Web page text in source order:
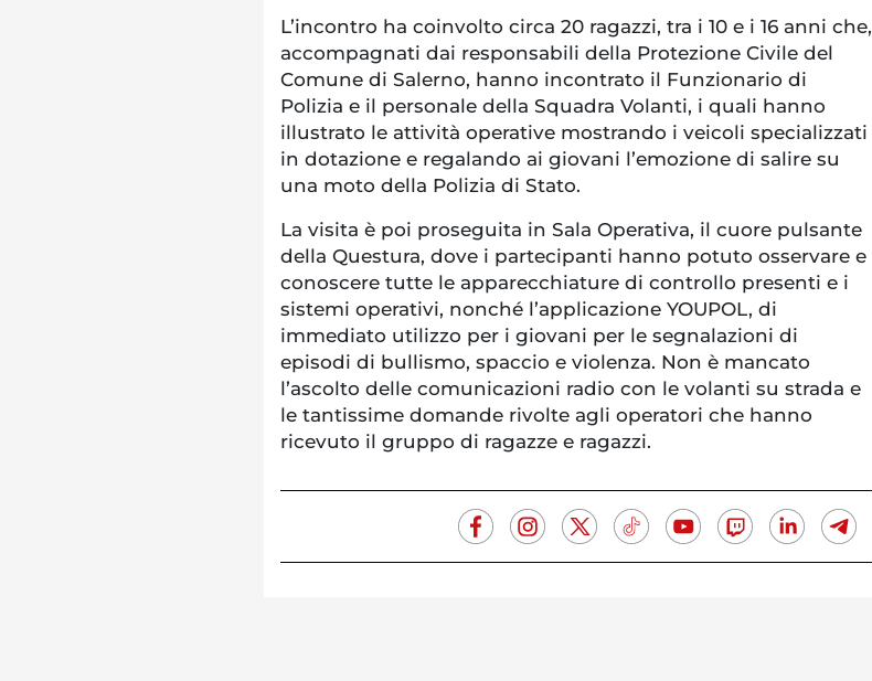
L’incontro ha coinvolto circa 20 ragazzi, tra i 10 e i 16 anni che,
accompagnati dai responsabili della Protezione Civile del
Comune di Salerno, hanno incontrato il Funzionario di
Polizia e il personale della Squadra Volanti, i quali hanno
illustrato le attività operative mostrando i veicoli specializzati
in dotazione e regalando ai giovani l’emozione di salire su
una moto della Polizia di Stato.
La visita è poi proseguita in Sala Operativa, il cuore pulsante
della Questura, dove i partecipanti hanno potuto osservare e
conoscere tutte le apparecchiature di controllo presenti e i
sistemi operativi, nonché l’applicazione YOUPOL, di
immediato utilizzo per i giovani per le segnalazioni di
episodi di bullismo, spaccio e violenza. Non è mancato
l’ascolto delle comunicazioni radio con le volanti su strada e
le tantissime domande rivolte agli operatori che hanno
ricevuto il gruppo di ragazze e ragazzi.